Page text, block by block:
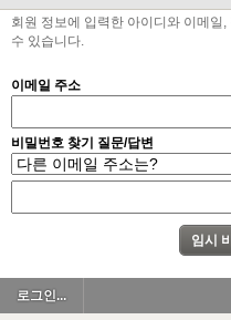
회원 정보에 입력한 아이디와 이메일
수 있습니다.
이메일 주소
비밀번호 찾기 질문/답변
로그인...